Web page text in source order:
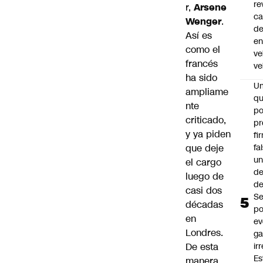
r, Arsene
Wenger.
Así es
como el
francés
ha sido
ampliame
nte
criticado,
y ya piden
que deje
el cargo
luego de
casi dos
décadas
en
Londres.
De esta
en